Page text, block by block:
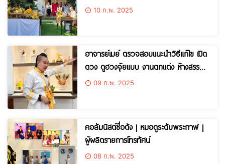
10 ก.พ. 2025
อาจารย์เมย์ ตรวจสอบ​แนะนำวิธีแก้ไข เปิด
ดวง ดูฮวงจุ้ย​แบบ งานตกแต่ง ห้างสรรพ
สินค้าระดับ Luxury
09 ก.พ. 2025
คอลัมนิสต์ชื่อดัง | หมอดูระดับพระกาฬ |
ผู้ผลิตรายการโทรทัศน์
08 ก.พ. 2025